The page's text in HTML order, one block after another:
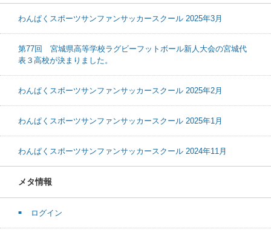
わんぱくスポーツサンファンサッカースクール 2025年3月
第77回 宮城県高等学校ラグビーフットボール新人大会の宮城代
表３高校が決まりました。
わんぱくスポーツサンファンサッカースクール 2025年2月
わんぱくスポーツサンファンサッカースクール 2025年1月
わんぱくスポーツサンファンサッカースクール 2024年11月
メタ情報
ログイン